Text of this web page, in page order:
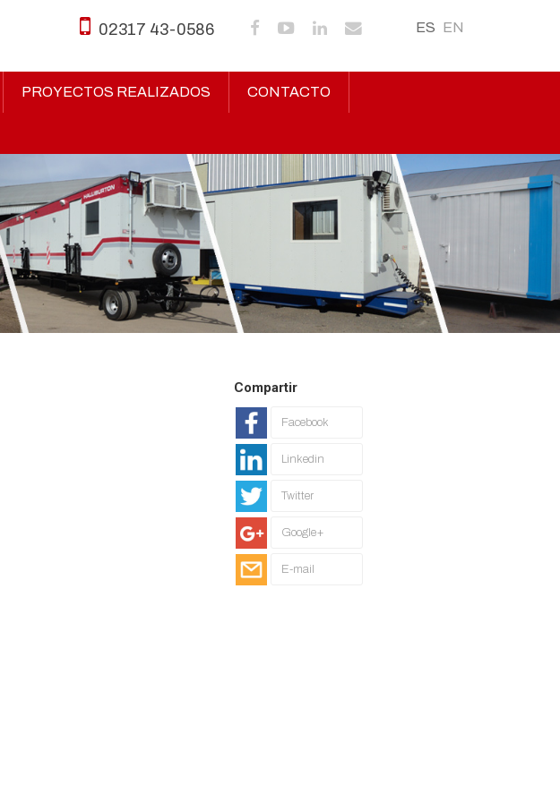
ES EN
02317 43-0586
PROYECTOS REALIZADOS CONTACTO
Compartir
Facebook
Linkedin
Twitter
Google+
E-mail